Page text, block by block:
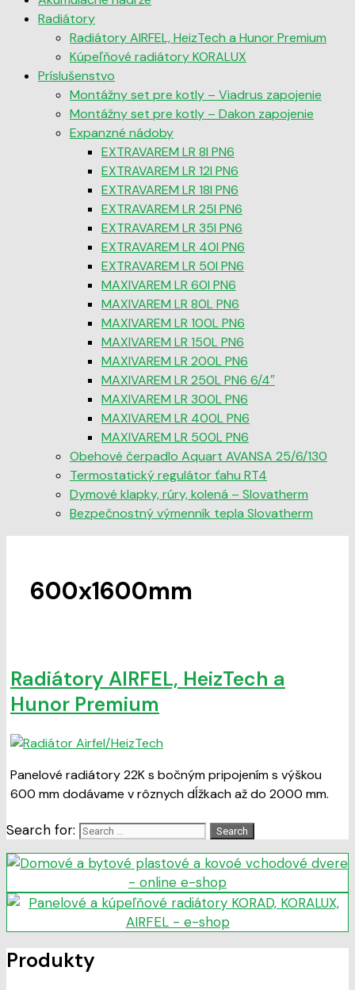
Radiátory
Radiátory AIRFEL, HeizTech a Hunor Premium
Kúpeľňové radiátory KORALUX
Príslušenstvo
Montážny set pre kotly – Viadrus zapojenie
Montážny set pre kotly – Dakon zapojenie
Expanzné nádoby
EXTRAVAREM LR 8l PN6
EXTRAVAREM LR 12l PN6
EXTRAVAREM LR 18l PN6
EXTRAVAREM LR 25l PN6
EXTRAVAREM LR 35l PN6
EXTRAVAREM LR 40l PN6
EXTRAVAREM LR 50l PN6
MAXIVAREM LR 60l PN6
MAXIVAREM LR 80L PN6
MAXIVAREM LR 100L PN6
MAXIVAREM LR 150L PN6
MAXIVAREM LR 200L PN6
MAXIVAREM LR 250L PN6 6/4″
MAXIVAREM LR 300L PN6
MAXIVAREM LR 400L PN6
MAXIVAREM LR 500L PN6
Obehové čerpadlo Aquart AVANSA 25/6/130
Termostatický regulátor ťahu RT4
Dymové klapky, rúry, kolená – Slovatherm
Bezpečnostný výmenník tepla Slovatherm
600x1600mm
Radiátory AIRFEL, HeizTech a
Hunor Premium
Panelové radiátory 22K s bočným pripojením s výškou
600 mm dodávame v rôznych dĺžkach až do 2000 mm.
Search for:
Produkty